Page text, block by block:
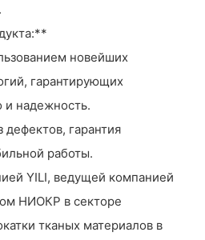
новейших
гарантирующих
и надежность.
дефектов, гарантия
работы.
YILI, ведущей компанией
НИОКР в секторе
тканых материалов в